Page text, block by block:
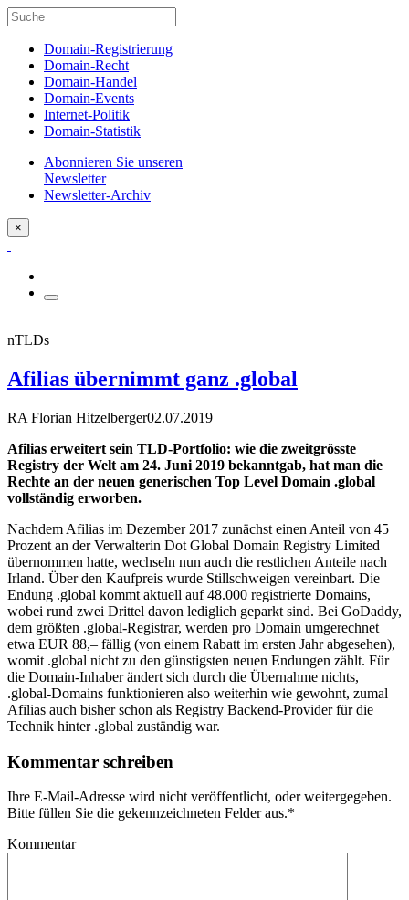
Domain-Registrierung
Domain-Recht
Domain-Handel
Domain-Events
Internet-Politik
Domain-Statistik
Abonnieren Sie unseren
Newsletter
Newsletter-Archiv
×
nTLDs
Afilias übernimmt ganz .global
RA Florian Hitzelberger02.07.2019
Afilias erweitert sein TLD-Portfolio: wie die zweitgrösste
Registry der Welt am 24. Juni 2019 bekanntgab, hat man die
Rechte an der neuen generischen Top Level Domain .global
vollständig erworben.
Nachdem Afilias im Dezember 2017 zunächst einen Anteil von 45
Prozent an der Verwalterin Dot Global Domain Registry Limited
übernommen hatte, wechseln nun auch die restlichen Anteile nach
Irland. Über den Kaufpreis wurde Stillschweigen vereinbart. Die
Endung .global kommt aktuell auf 48.000 registrierte Domains,
wobei rund zwei Drittel davon lediglich geparkt sind. Bei GoDaddy,
dem größten .global-Registrar, werden pro Domain umgerechnet
etwa EUR 88,– fällig (von einem Rabatt im ersten Jahr abgesehen),
womit .global nicht zu den günstigsten neuen Endungen zählt. Für
die Domain-Inhaber ändert sich durch die Übernahme nichts,
.global-Domains funktionieren also weiterhin wie gewohnt, zumal
Afilias auch bisher schon als Registry Backend-Provider für die
Technik hinter .global zuständig war.
Kommentar schreiben
Ihre E-Mail-Adresse wird nicht veröffentlicht, oder weitergegeben.
Bitte füllen Sie die gekennzeichneten Felder aus.*
Kommentar